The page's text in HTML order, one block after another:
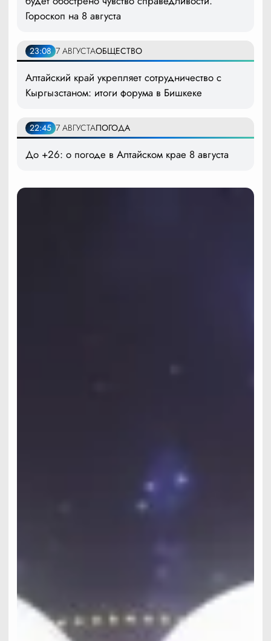
Гороскоп на 8 августа
23:08 7 АВГУСТАОБЩЕСТВО
Алтайский край укрепляет сотрудничество с
Кыргызстаном: итоги форума в Бишкеке
22:45 7 АВГУСТАПОГОДА
До +26: о погоде в Алтайском крае 8 августа